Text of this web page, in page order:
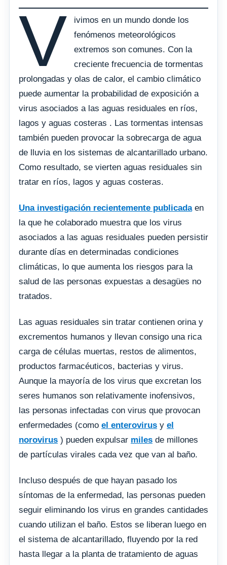
V
ivimos en un mundo donde los
fenómenos meteorológicos
extremos son comunes. Con la
creciente frecuencia de tormentas
prolongadas y olas de calor, el cambio climático
puede aumentar la probabilidad de exposición a
virus asociados a las aguas residuales en ríos,
lagos y aguas costeras . Las tormentas intensas
también pueden provocar la sobrecarga de agua
de lluvia en los sistemas de alcantarillado urbano.
Como resultado, se vierten aguas residuales sin
tratar en ríos, lagos y aguas costeras.
Una investigación recientemente publicadaen
la que he colaborado muestra que los virus
asociados a las aguas residuales pueden persistir
durante días en determinadas condiciones
climáticas, lo que aumenta los riesgos para la
salud de las personas expuestas a desagües no
tratados.
Las aguas residuales sin tratar contienen orina y
excrementos humanos y llevan consigo una rica
carga de células muertas, restos de alimentos,
productos farmacéuticos, bacterias y virus.
Aunque la mayoría de los virus que excretan los
seres humanos son relativamente inofensivos,
las personas infectadas con virus que provocan
enfermedades (como el enterovirus y el
norovirus ) pueden expulsar miles de millones
de partículas virales cada vez que van al baño.
Incluso después de que hayan pasado los
síntomas de la enfermedad, las personas pueden
seguir eliminando los virus en grandes cantidades
cuando utilizan el baño. Estos se liberan luego en
el sistema de alcantarillado, fluyendo por la red
hasta llegar a la planta de tratamiento de aguas